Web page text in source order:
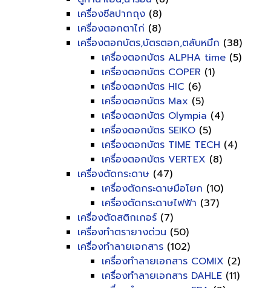
เครื่องซีลปากถุง (8)
เครื่องตอกตาไก่ (8)
เครื่องตอกบัตร,บัตรตอก,ตลับหมึก (38)
เครื่องตอกบัตร ALPHA time (5)
เครื่องตอกบัตร COPER (1)
เครื่องตอกบัตร HIC (6)
เครื่องตอกบัตร Max (5)
เครื่องตอกบัตร Olympia (4)
เครื่องตอกบัตร SEIKO (5)
เครื่องตอกบัตร TIME TECH (4)
เครื่องตอกบัตร VERTEX (8)
เครื่องตัดกระดาษ (47)
เครื่องตัดกระดาษมือโยก (10)
เครื่องตัดกระดาษไฟฟ้า (37)
เครื่องตัดสติกเกอร์ (7)
เครื่องทำตรายางด่วน (50)
เครื่องทำลายเอกสาร (102)
เครื่องทำลายเอกสาร COMIX (2)
เครื่องทำลายเอกสาร DAHLE (11)